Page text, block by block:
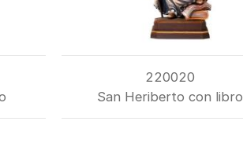
220020
San Heriberto con libro